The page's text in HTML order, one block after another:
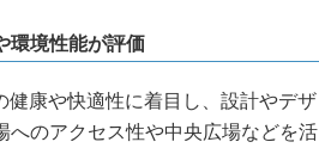
環境性能が評価
康や快適性に着目し、設計やデザ
へのアクセス性や中央広場などを活